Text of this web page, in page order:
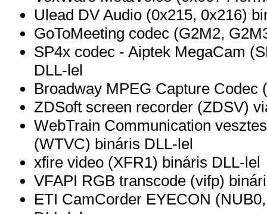
Ulead DV Audio (0x215, 0x216)
GoToMeeting codec (G2M2,
SP4x codec - Aiptek MegaCam
DLL-lel
Broadway MPEG Capture Codec
ZDSoft screen recorder (ZDSV)
WebTrain Communication
(WTVC) bináris DLL-lel
xfire video (XFR1) bináris DLL-lel
VFAPI RGB transcode (vifp)
ETI CamCorder EYECON